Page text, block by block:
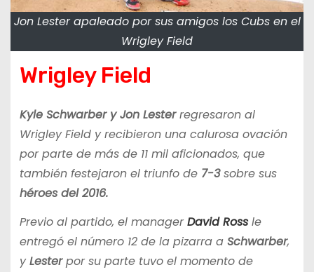
Jon Lester apaleado por sus amigos los Cubs en el
Wrigley Field
Wrigley Field
Kyle Schwarber y Jon Lesterregresaron al
Wrigley Field y recibieron una calurosa ovación
por parte de más de 11 mil aficionados, que
también festejaron el triunfo de 7-3sobre sus
héroes del 2016.
Previo al partido, el managerDavid Rossle
entregó el número 12 de la pizarra aSchwarber,
yLesterpor su parte tuvo el momento de